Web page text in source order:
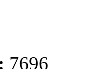
7696